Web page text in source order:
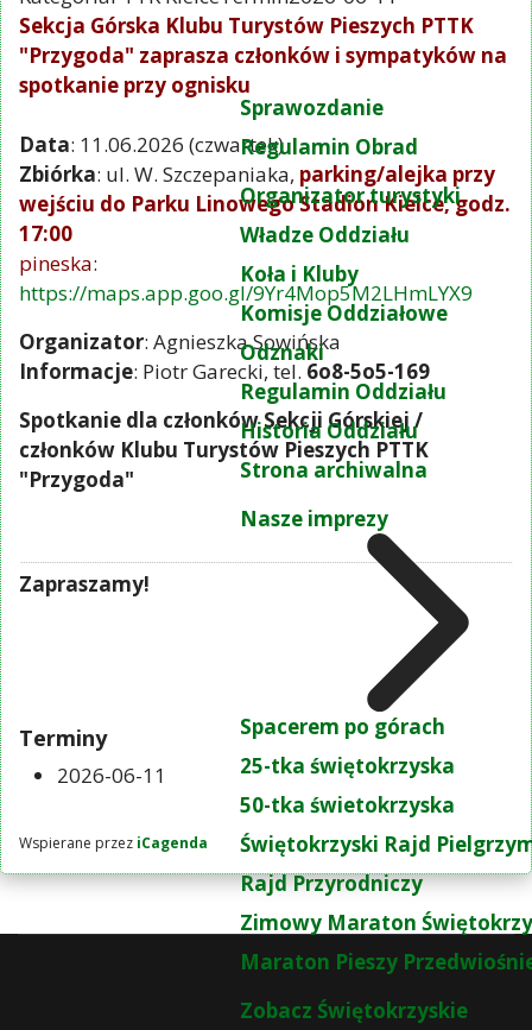
Sprawozdanie
Regulamin Obrad
Organizator turystyki
Władze Oddziału
Koła i Kluby
Komisje Oddziałowe
Odznaki
Regulamin Oddziału
Historia Oddziału
Strona archiwalna
Nasze imprezy
Spacerem po górach
25-tka świętokrzyska
50-tka świetokrzyska
Świętokrzyski Rajd
Rajd Przyrodniczy
Zimowy Maraton
Maraton Pieszy
Zobacz Świętokrzyskie
Sekcja Górska Klubu Turystów Pieszych PTTK
"Przygoda" zaprasza członków i sympatyków na
spotkanie przy ognisku
Data: 11.06.2026 (czwartek)
Zbiórka: ul. W. Szczepaniaka, parking/alejka przy
wejściu do Parku Linowego Stadion Kielce, godz.
17:00
pineska:
https://maps.app.goo.gl/9Yr4Mop5M2LHmLYX9
Organizator: Agnieszka Sowińska
Informacje: Piotr Garecki, tel. 6o8-5o5-169
Spotkanie dla członków Sekcji Górskiej /
członków Klubu Turystów Pieszych PTTK
"Przygoda"
Zapraszamy!
Terminy
2026-06-11
Wspierane przez iCagenda